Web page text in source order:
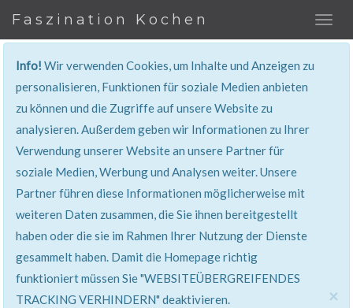
Faszination Kochen
Info!Wir verwenden Cookies, um Inhalte und Anzeigen zu
personalisieren, Funktionen für soziale Medien anbieten
zu können und die Zugriffe auf unsere Website zu
analysieren. Außerdem geben wir Informationen zu Ihrer
Verwendung unserer Website an unsere Partner für
soziale Medien, Werbung und Analysen weiter. Unsere
Partner führen diese Informationen möglicherweise mit
weiteren Daten zusammen, die Sie ihnen bereitgestellt
haben oder die sie im Rahmen Ihrer Nutzung der Dienste
gesammelt haben. Damit die Homepage richtig
funktioniert müssen Sie "WEBSITEÜBERGREIFENDES
TRACKING VERHINDERN" deaktivieren.
×
REZEPT
Super erklärt & lecker...!